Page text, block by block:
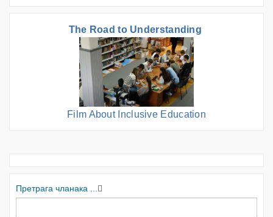
The Road to Understanding
Film About Inclusive Education
Претрага чланака ...